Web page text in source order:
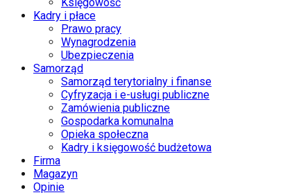
Kadry i płace
Prawo pracy
Wynagrodzenia
Ubezpieczenia
Samorząd
Samorząd terytorialny i finanse
Cyfryzacja i e-usługi publiczne
Zamówienia publiczne
Gospodarka komunalna
Opieka społeczna
Kadry i księgowość budżetowa
Firma
Magazyn
Opinie